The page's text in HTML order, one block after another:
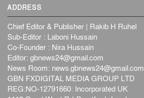
ADDRESS
Chief Editor & Publisher | Rakib H Ruhel
Sub-Editor : Laboni Hussain
Co-Founder : Nira Hussain
Editor: gbnews24@gmail.com
News Room: news.gbnews24@gmail.com
GBN FXDIGITAL MEDIA GROUP LTD
REG:NO-12791660: Incorporated UK